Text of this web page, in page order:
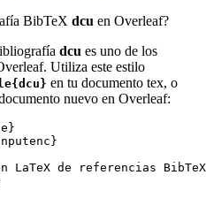
BibTeX dcu en Overleaf?
dcu es uno de los
Utiliza este estilo
en tu documento tex, o
nuevo en Overleaf:
}
}
LaTeX de referencias